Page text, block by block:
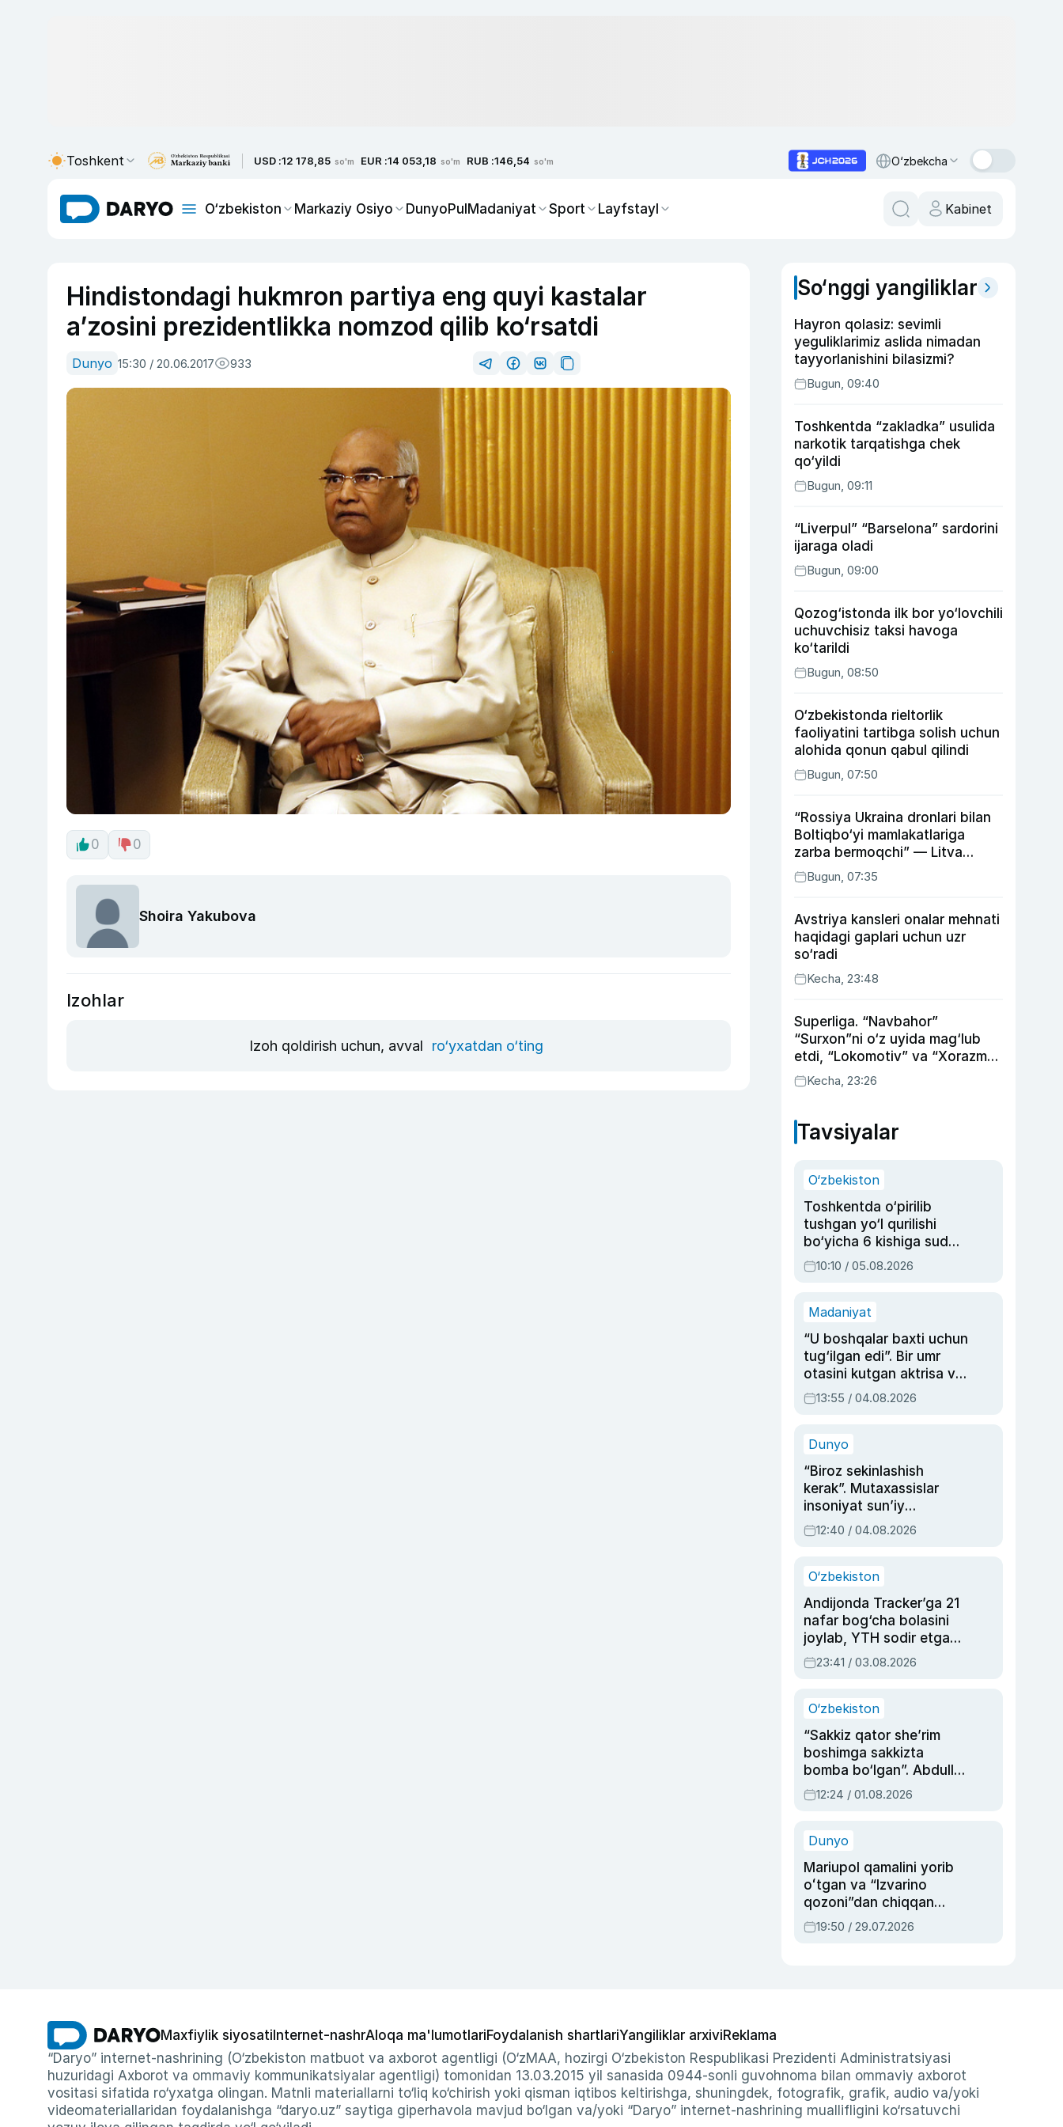
Toshkent USD :12 178,85 so'm EUR :14 053,18 so'm RUB :146,54 so'm O‘zbekcha
O‘zbekiston Markaziy Osiyo DunyoPulMadaniyat Sport Layfstayl Kabinet
Hindistondagi hukmron partiya eng quyi kastalar
a’zosini prezidentlikka nomzod qilib ko‘rsatdi
Dunyo 15:30 / 20.06.2017 933
0 0
Shoira Yakubova
Izohlar
Izoh qoldirish uchun, avval ro‘yxatdan o‘ting
So‘nggi yangiliklar
Hayron qolasiz: sevimli
yeguliklarimiz aslida nimadan
tayyorlanishini bilasizmi?
Bugun, 09:40
Toshkentda “zakladka” usulida
narkotik tarqatishga chek
qo‘yildi
Bugun, 09:11
“Liverpul” “Barselona” sardorini
ijaraga oladi
Bugun, 09:00
Qozog‘istonda ilk bor yo‘lovchili
uchuvchisiz taksi havoga
ko‘tarildi
Bugun, 08:50
O‘zbekistonda rieltorlik
faoliyatini tartibga solish uchun
alohida qonun qabul qilindi
Bugun, 07:50
“Rossiya Ukraina dronlari bilan
Boltiqbo‘yi mamlakatlariga
zarba bermoqchi” — Litva
mudofaa vaziri
Bugun, 07:35
Avstriya kansleri onalar mehnati
haqidagi gaplari uchun uzr
so‘radi
Kecha, 23:48
Superliga. “Navbahor”
“Surxon”ni o‘z uyida mag‘lub
etdi, “Lokomotiv” va “Xorazm”
uyda g‘alaba qozondi
Kecha, 23:26
Tavsiyalar
O‘zbekiston
Toshkentda o‘pirilib
tushgan yo‘l qurilishi
bo‘yicha 6 kishiga sud
hukmi o‘qildi
10:10 / 05.08.2026
Madaniyat
“U boshqalar baxti uchun
tug‘ilgan edi”. Bir umr
otasini kutgan aktrisa va
dublyaj ustasi Rimma
Ahmedovaning
13:55 / 04.08.2026
Dunyo
“Biroz sekinlashish
kerak”. Mutaxassislar
insoniyat sun’iy
intellektni boshqara
olmay qolishidan xavotir
12:40 / 04.08.2026
O‘zbekiston
Andijonda Tracker’ga 21
nafar bog‘cha bolasini
joylab, YTH sodir etgan
ayolga sud hukmi o‘qildi
23:41 / 03.08.2026
O‘zbekiston
“Sakkiz qator she’rim
boshimga sakkizta
bomba bo‘lgan”. Abdulla
Oripovni siyosiy
ayblovlardan asrab
12:24 / 01.08.2026
Dunyo
Mariupol qamalini yorib
oʻtgan va “Izvarino
qozoni”dan chiqqan
qahramon — Ukraina
armiyasi bosh
19:50 / 29.07.2026
Maxfiylik siyosati Internet-nashrAloqa ma'lumotlariFoydalanish shartlariYangiliklar arxiviReklama
“Daryo” internet-nashrining (O‘zbekiston matbuot va axborot agentligi (O‘zMAA, hozirgi O‘zbekiston Respublikasi Prezidenti Administratsiyasi
huzuridagi Axborot va ommaviy kommunikatsiyalar agentligi) tomonidan 13.03.2015 yil sanasida 0944-sonli guvohnoma bilan ommaviy axborot
vositasi sifatida ro‘yxatga olingan. Matnli materiallarni to‘liq ko‘chirish yoki qisman iqtibos keltirishga, shuningdek, fotografik, grafik, audio va/yoki
videomateriallaridan foydalanishga “daryo.uz” saytiga giperhavola mavjud bo‘lgan va/yoki “Daryo” internet-nashrining muallifligini ko‘rsatuvchi